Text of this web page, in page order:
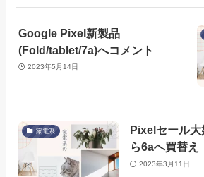
Google Pixel新製品
(Fold/tablet/7a)へコメント
2023年5月14日
家電系
Pixelセール
ら6aへ買替え
2023年3月11日